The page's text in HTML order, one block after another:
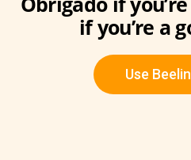
if you’re a
Use